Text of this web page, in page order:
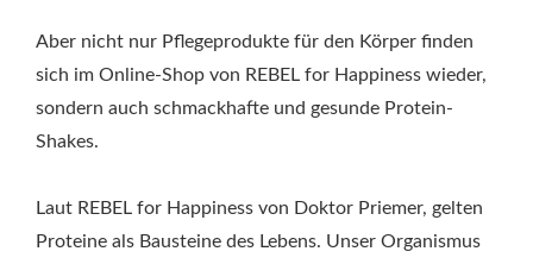
Aber nicht nur Pflegeprodukte für den Körper finden
sich im Online-Shop von REBEL for Happiness wieder,
sondern auch schmackhafte und gesunde Protein-
Shakes.
Laut REBEL for Happiness von Doktor Priemer, gelten
Proteine als Bausteine des Lebens. Unser Organismus